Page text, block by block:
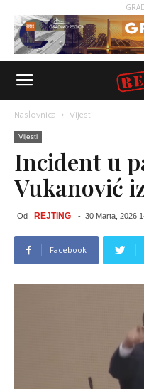
Naslovnica Vijesti
Vijesti
Incident u
Vukanović
Od REJTING - 30 Marta, 2026
Facebook